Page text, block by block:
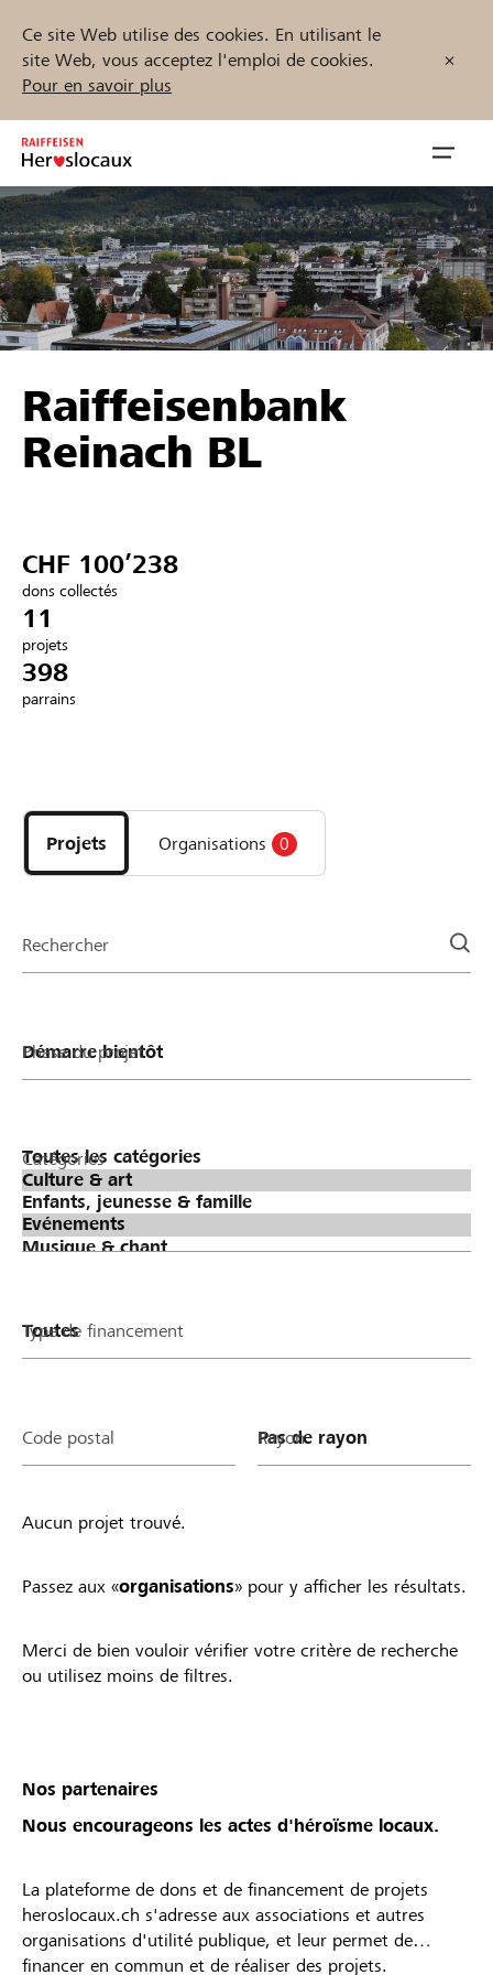
Ce site Web utilise des cookies. En utilisant le
site Web, vous acceptez l'emploi de cookies.
Pour en savoir plus
Inhalt
springen
öffnen
Parrainer
Soutien & assistance
Se connecter
Trouvez des projets et des organisations
Démarrez maintenant
DE FR IT
Raiffeisenbank
Reinach BL
CHF 100’238
dons collectés
11
projets
398
parrains
les
projets
et
la
Projets Organisations 0
Rechercher
Phase du projet
Catégories
Type de financement
Code postal Rayon
Aucun projet trouvé.
Passez aux «organisations» pour y afficher les résultats.
Merci de bien vouloir vérifier votre critère de recherche
ou utilisez moins de filtres.
Nos partenaires
Nous encourageons les actes d'héroïsme locaux.
La plateforme de dons et de financement de projets
heroslocaux.ch s'adresse aux associations et autres
organisations d'utilité publique, et leur permet de
financer en commun et de réaliser des projets.